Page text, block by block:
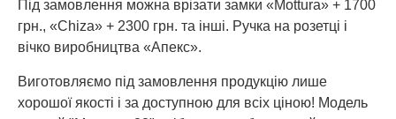
Під замовлення можна врізати замки «Mottura» + 1700
грн., «Chiza» + 2300 грн. та інші. Ручка на розетці і
вічко виробництва «Апекс».
Виготовляємо під замовлення продукцію лише
хорошої якості і за доступною для всіх ціною! Модель